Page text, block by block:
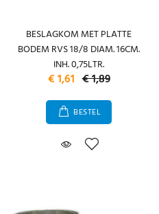
BESLAGKOM MET PLATTE
BODEM RVS 18/8 DIAM. 16CM.
INH. 0,75LTR.
€ 1,61 € 1,89
BESTEL